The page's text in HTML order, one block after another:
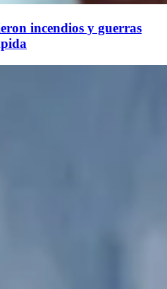
incendios y guerras